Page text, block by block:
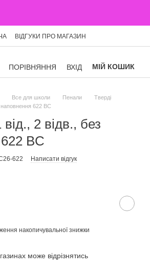
ВІДГУКИ ПРО МАГАЗИН
ПОРІВНЯННЯ ВХІД МІЙ КОШИК
Все для школи Пенали
Тверді
622 BC
2 відв., без
BC
622 Написати відгук
накопичувальної знижки
може відрізнятись